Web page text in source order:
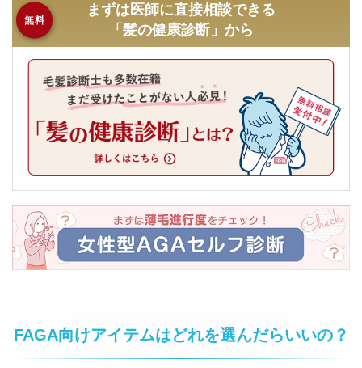
無料
まずは医師に直接相談できる
「髪の健康診断」から
FAGA向けアイテムはどれを選んだらいいの？